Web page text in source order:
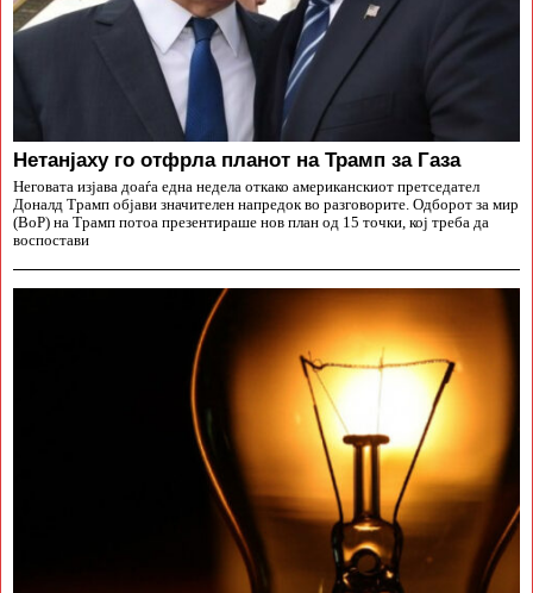
Нетанјаху го отфрла планот на Трамп за Газа
Неговата изјава доаѓа една недела откако американскиот претседател
Доналд Трамп објави значителен напредок во разговорите. Одборот за мир
(BoP) на Трамп потоа презентираше нов план од 15 точки, кој треба да
воспостави